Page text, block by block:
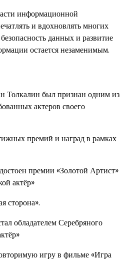
информационной
и вдохновлять многих
данных и развитие
остается незаменимым.
Толкалин был признан одним из
актеров своего
премий и наград в рамках
премии «Золотой Артист»
актёр»
сторона».
обладателем Серебряного
игру в фильме «Игра